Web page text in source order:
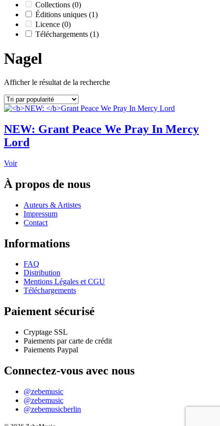
Collections (0)
Éditions uniques (1)
Licence (0)
Téléchargements (1)
Nagel
Afficher le résultat de la recherche
NEW: Grant Peace We Pray In Mercy
Lord
VoirThis
multiple
The
options
may
chosen
the
product
page
À propos de nous
Auteurs & Artistes
Impressum
Contact
Informations
FAQ
Distribution
Mentions Légales et CGU
Téléchargements
Paiement sécurisé
Cryptage SSL
Paiements par carte de crédit
Paiements Paypal
Connectez-vous avec nous
@zebemusic
@zebemusic
@zebemusicberlin